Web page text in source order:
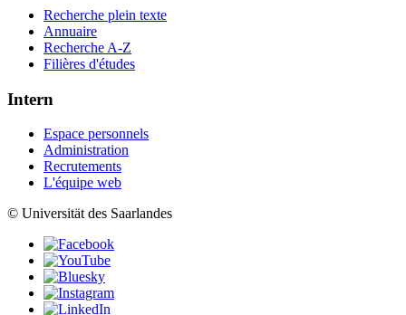
Recherche plein texte
Annuaire
Recherche A-Z
Filières d'études
Intern
Espace personnels
Administration
Recrutements
L'équipe web
© Universität des Saarlandes